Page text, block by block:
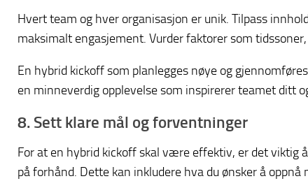
Hvert team og hver organisasjon er unik. Tilpass
maksimalt engasjement. Vurder faktorer som
En hybrid kickoff som planlegges nøye og
en minneverdig opplevelse som inspirerer teamet ditt
8. Sett klare mål og forventninger
For at en hybrid kickoff skal være effektiv, er det viktig
på forhånd. Dette kan inkludere hva du ønsker å